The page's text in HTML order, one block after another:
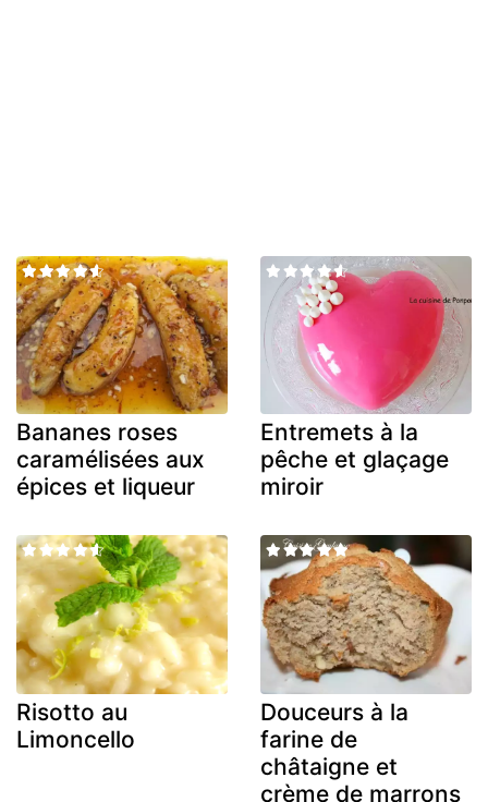
Bananes roses
caramélisées aux
épices et liqueur
Entremets à la
pêche et glaçage
miroir
Risotto au
Limoncello
Douceurs à la
farine de
châtaigne et
crème de marrons